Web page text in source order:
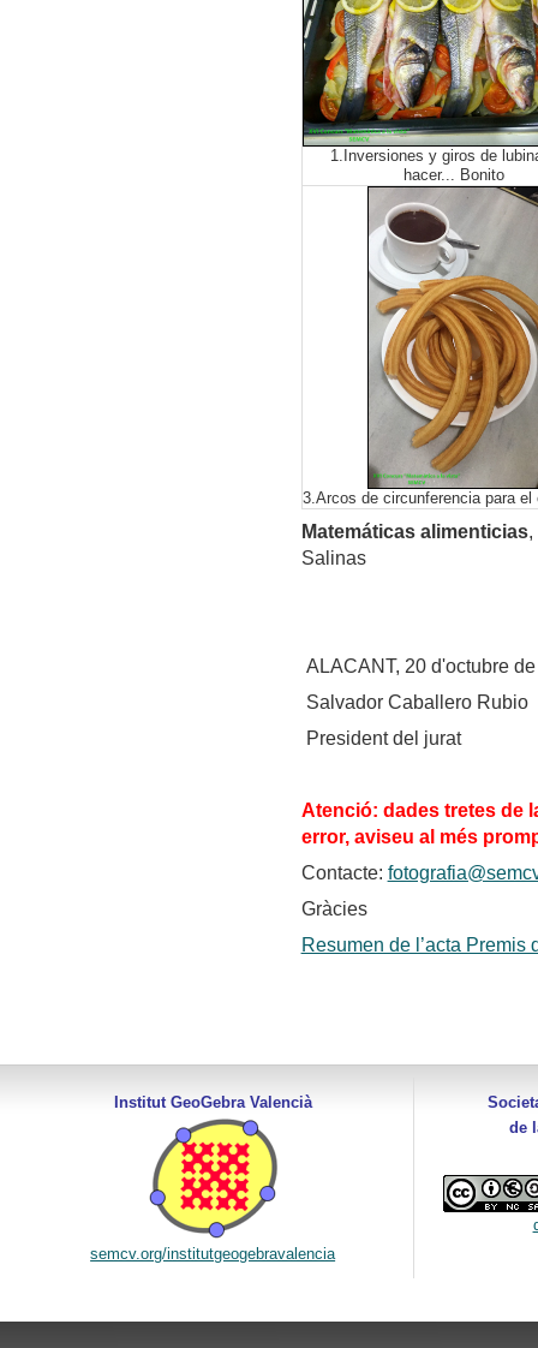
1.Inversiones y giros de
hacer... Bonito
3.Arcos de circunferencia para el
Matemáticas alimenticias,
Salinas
ALACANT, 20 d'octubre
Salvador Caballero Rubio
President del jurat
Atenció: dades tretes de
error, aviseu al més
Contacte:
Gràcies
Resumen de l’acta Premis
Institut GeoGebra Valencià
semcv.org/institutgeogebravalencia
de